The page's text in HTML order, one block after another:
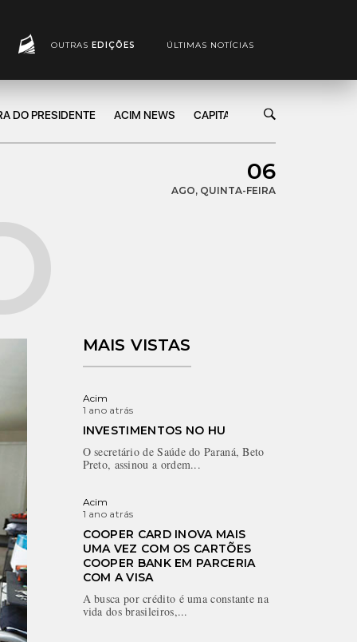
OUTRAS EDIÇÕES ÚLTIMAS NOTÍCIAS
DO PRESIDENTE ACIM NEWS CAPITAL DE GIRO
06
AGO, QUINTA-FEIRA
MAIS VISTAS
Acim
1 ano atrás
INVESTIMENTOS NO HU
O secretário de Saúde do Paraná, Beto
Preto, assinou a ordem...
Acim
1 ano atrás
COOPER CARD INOVA MAIS
UMA VEZ COM OS CARTÕES
COOPER BANK EM PARCERIA
COM A VISA
A busca por crédito é uma constante na
vida dos brasileiros,...